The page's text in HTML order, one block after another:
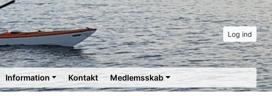
Log ind
Information Kontakt Medlemsskab